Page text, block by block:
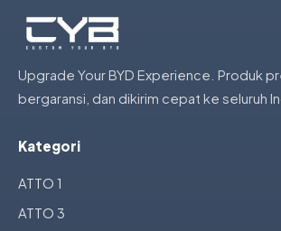
Upgrade Your BYD Experience. Produk
bergaransi, dan dikirim cepat ke seluruh
Kategori
ATTO 1
ATTO 3